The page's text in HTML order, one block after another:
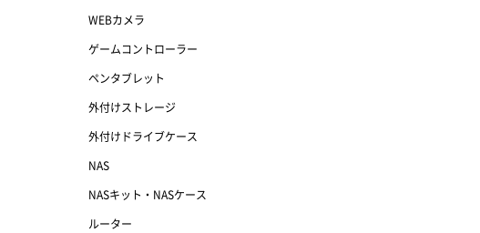
WEBカメラ
ゲームコントローラー
ペンタブレット
外付けストレージ
外付けドライブケース
NAS
NASキット・NASケース
ルーター